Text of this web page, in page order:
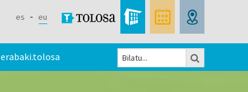
es eu
erabaki.tolosa
Bilaketa